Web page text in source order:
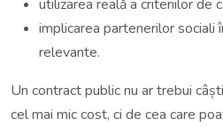
utilizarea reală a criteriilor de
implicarea partenerilor sociali
relevante.
Un contract public nu ar trebui
cel mai mic cost, ci de cea care